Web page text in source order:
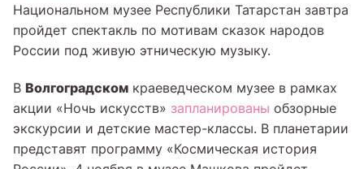
Национальном музее Республики Татарстан завтра
пройдет спектакль по мотивам сказок народов
России под живую этническую музыку.
В Волгоградском краеведческом музее в рамках
акции «Ночь искусств» запланированы обзорные
экскурсии и детские мастер-классы. В планетарии
представят программу «Космическая история